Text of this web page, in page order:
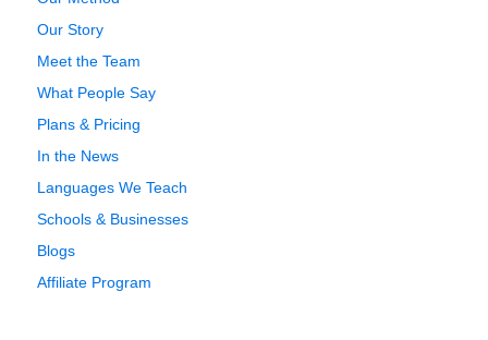
Our Story
Meet the Team
What People Say
Plans & Pricing
In the News
Languages We Teach
Schools & Businesses
Blogs
Affiliate Program